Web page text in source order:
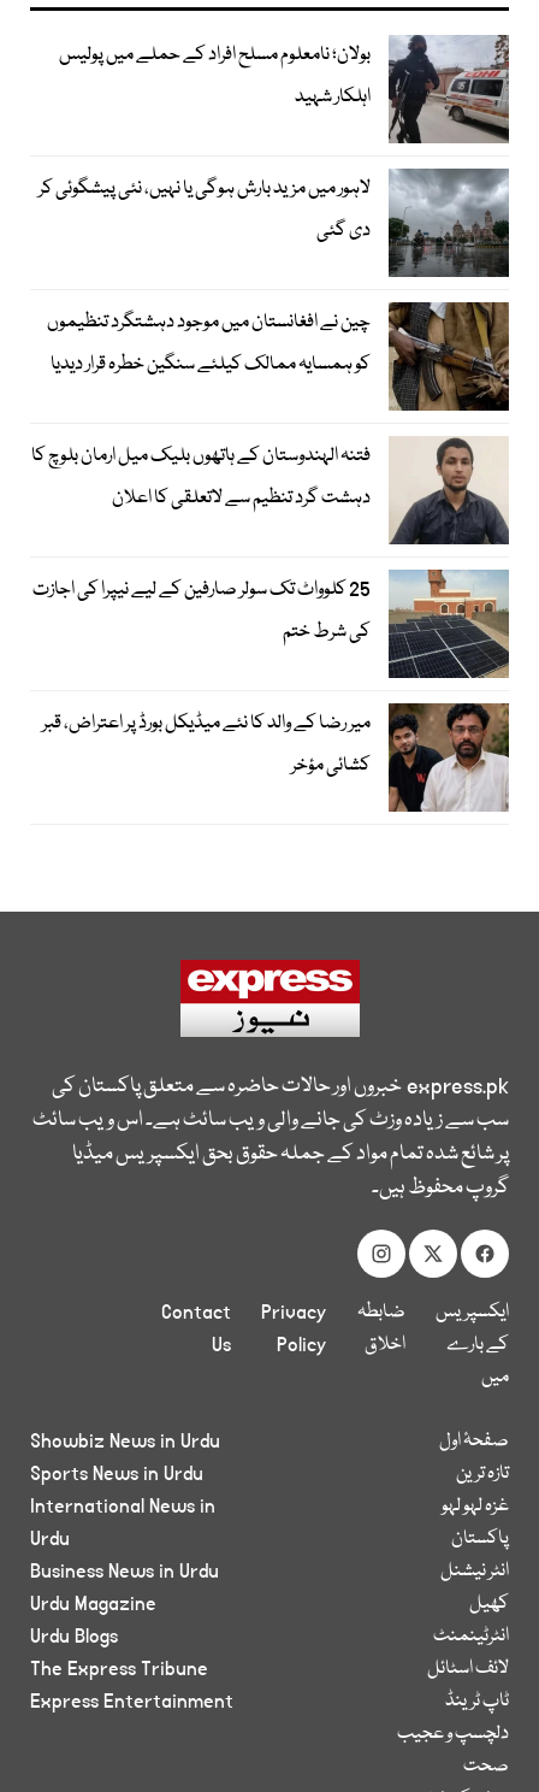
بولان؛ نامعلوم مسلح افراد کے حملے میں پولیس
اہلکار شہید
لاہور میں مزید بارش ہوگی یا نہیں، نئی پیشگوئی کر
دی گئی
چین نے افغانستان میں موجود دہشتگرد تنظیموں
کو ہمسایہ ممالک کیلئے سنگین خطرہ قرار دیدیا
فتنہ الہندوستان کے ہاتھوں بلیک میل ارمان بلوچ کا
دہشت گرد تنظیم سے لاتعلقی کا اعلان
25 کلوواٹ تک سولر صارفین کے لیے نیپرا کی اجازت
کی شرط ختم
میر رضا کے والد کا نئے میڈیکل بورڈ پر اعتراض، قبر
کشائی مؤخر
express.pkخبروں اور حالات حاضرہ سے متعلق پاکستان کی
سب سے زیادہ وزٹ کی جانے والی ویب سائٹ ہے۔ اس ویب سائٹ
پر شائع شدہ تمام مواد کے جملہ حقوق بحق ایکسپریس میڈیا
گروپ محفوظ ہیں۔
ایکسپریس
کے بارے
میں
ضابطہ
اخلاق
Privacy
Policy
Contact
Us
صفحۂ اول
تازہ ترین
غزہ لہو لہو
پاکستان
انٹر نیشنل
کھیل
انٹرٹینمنٹ
لائف اسٹائل
ٹاپ ٹرینڈ
دلچسپ و عجیب
صحت
Showbiz News in Urdu
Sports News in Urdu
International News in
Urdu
Business News in Urdu
Urdu Magazine
Urdu Blogs
The Express Tribune
Express Entertainment